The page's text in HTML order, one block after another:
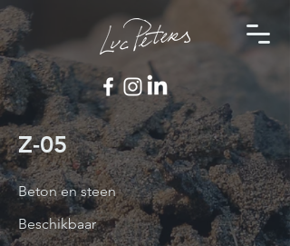
Z-05
Beton en steen
Beschikbaar